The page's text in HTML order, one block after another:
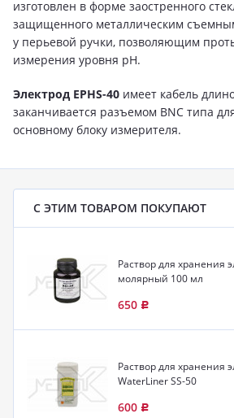
изготовлен в форме заостренного
защищенного металлическим
у перьевой ручки, позволяющим
измерения уровня pH.
Электрод EPHS-40 имеет кабель
заканчивается разъемом BNC типа
основному блоку измерителя.
С ЭТИМ ТОВАРОМ ПОКУПАЮТ
Раствор для хранения
молярный 100 мл
650 Р
Раствор для хранения
WaterLiner SS-50
600 Р